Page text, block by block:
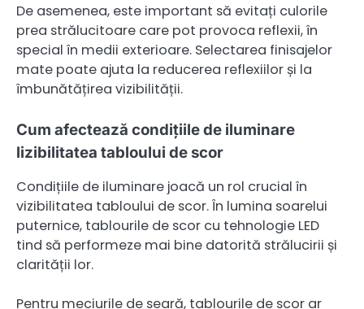
De asemenea, este important să evitați culorile
prea strălucitoare care pot provoca reflexii, în
special în medii exterioare. Selectarea finisajelor
mate poate ajuta la reducerea reflexiilor și la
îmbunătățirea vizibilității.
Cum afectează condițiile de iluminare
lizibilitatea tabloului de scor
Condițiile de iluminare joacă un rol crucial în
vizibilitatea tabloului de scor. În lumina soarelui
puternice, tablourile de scor cu tehnologie LED
tind să performeze mai bine datorită strălucirii și
clarității lor.
Pentru meciurile de seară, tablourile de scor ar